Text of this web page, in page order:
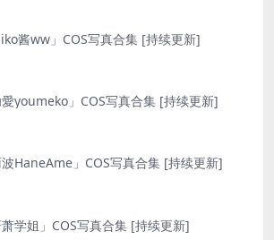
酱ww」COS写真合集 [持续更新]
愛youmeko」COS写真合集 [持续更新]
波HaneAme」COS写真合集 [持续更新]
萧学姐」COS写真合集 [持续更新]